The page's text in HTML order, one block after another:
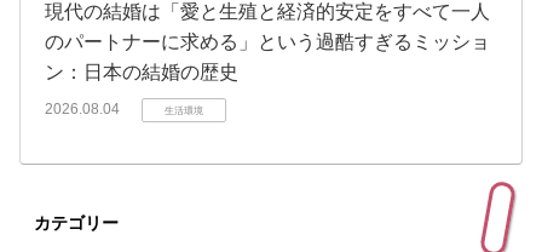
現代の結婚は「愛と生殖と経済的安定をすべて一人
のパートナーに求める」という過酷すぎるミッショ
ン：日本の結婚の歴史
2026.08.04 生活環境
カテゴリー